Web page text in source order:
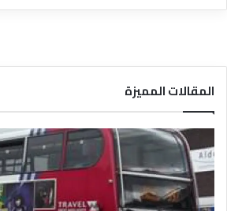
المقالات المميزة
ل
ي
ا